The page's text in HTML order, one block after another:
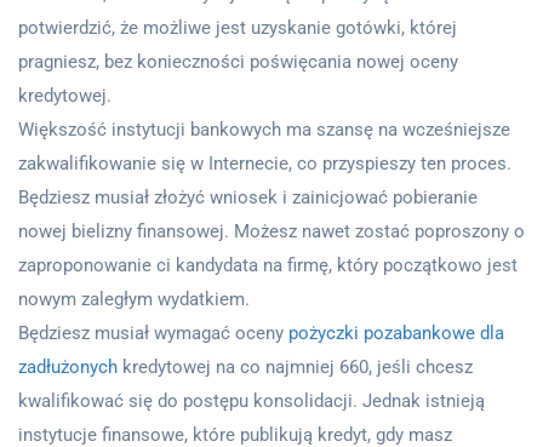
potwierdzić, że możliwe jest uzyskanie gotówki, której
pragniesz, bez konieczności poświęcania nowej oceny
kredytowej.
Większość instytucji bankowych ma szansę na wcześniejsze
zakwalifikowanie się w Internecie, co przyspieszy ten proces.
Będziesz musiał złożyć wniosek i zainicjować pobieranie
nowej bielizny finansowej. Możesz nawet zostać poproszony o
zaproponowanie ci kandydata na firmę, który początkowo jest
nowym zaległym wydatkiem.
Będziesz musiał wymagać oceny pożyczki pozabankowe dla
zadłużonych kredytowej na co najmniej 660, jeśli chcesz
kwalifikować się do postępu konsolidacji. Jednak istnieją
instytucje finansowe, które publikują kredyt, gdy masz